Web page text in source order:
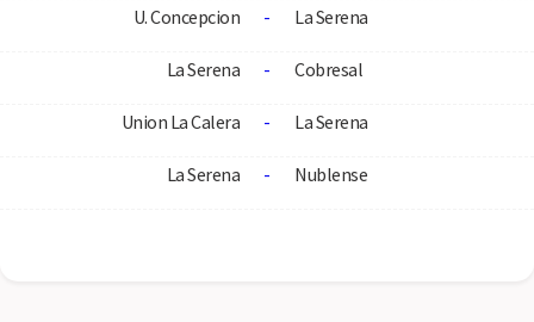
U. Concepcion - La Serena
La Serena - Cobresal
Union La Calera - La Serena
La Serena - Nublense